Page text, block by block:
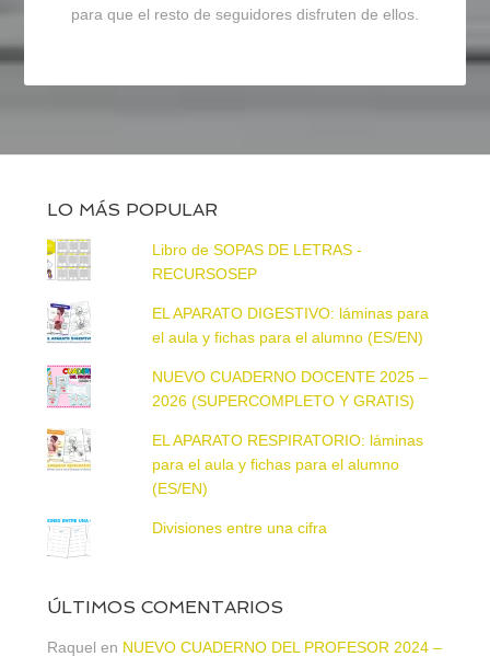
para que el resto de seguidores disfruten de ellos.
LO MÁS POPULAR
Libro de SOPAS DE LETRAS -
RECURSOSEP
EL APARATO DIGESTIVO: láminas para
el aula y fichas para el alumno (ES/EN)
NUEVO CUADERNO DOCENTE 2025 –
2026 (SUPERCOMPLETO Y GRATIS)
EL APARATO RESPIRATORIO: láminas
para el aula y fichas para el alumno
(ES/EN)
Divisiones entre una cifra
ÚLTIMOS COMENTARIOS
Raquel en NUEVO CUADERNO DEL PROFESOR 2024 –